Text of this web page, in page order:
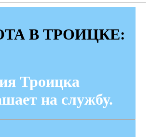
В ТРОИЦКЕ:
Троицка
на службу.